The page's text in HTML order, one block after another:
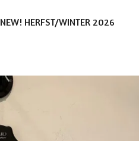
NEW! HERFST/WINTER 2026